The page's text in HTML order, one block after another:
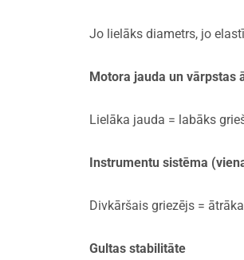
Jo lielāks diametrs, jo
Motora jauda un vārpstas
Lielāka jauda = labāks
Instrumentu sistēma
Divkāršais griezējs =
Gultas stabilitāte